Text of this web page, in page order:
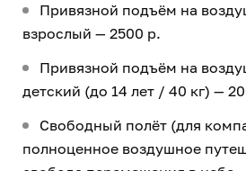
Привязной подъём на
взрослый — 2500 р.
Привязной подъём на
детский (до 14 лет / 40 кг) —
Свободный полёт (для
полноценное воздушное